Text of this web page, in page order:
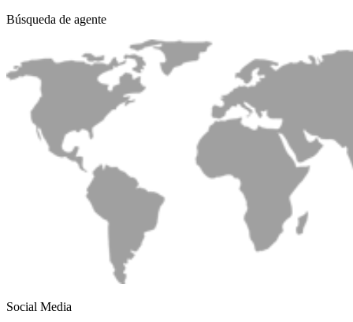
Búsqueda de agente
Social Media